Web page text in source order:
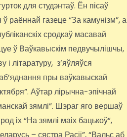
для студэнтаў. Ён пісаў
раённай газеце “За камунізм”, а
сродкаў масавай
ў Ваўкавыскім педвучылішчы,
літаратуру, з’яўляўся
аб’яднання пры ваўкавыскай
Аўтар лірычна-эпічнай
зямлі”. Шэраг яго вершаў
іх “На зямлі маіх бацькоў”,
– сястра Расіі”, “Вальс аб